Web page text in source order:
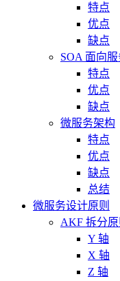
特点
优点
缺点
SOA 面向
特点
优点
缺点
微服务架构
特点
优点
缺点
总结
微服务设计原则
AKF 拆分原
Y 轴
X 轴
Z 轴